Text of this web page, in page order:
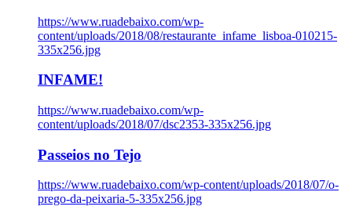
https://www.ruadebaixo.com/wp-
content/uploads/2018/08/restaurante_infame_lisboa-010215-
335x256.jpg
INFAME!
https://www.ruadebaixo.com/wp-
content/uploads/2018/07/dsc2353-335x256.jpg
Passeios no Tejo
https://www.ruadebaixo.com/wp-content/uploads/2018/07/o-
prego-da-peixaria-5-335x256.jpg